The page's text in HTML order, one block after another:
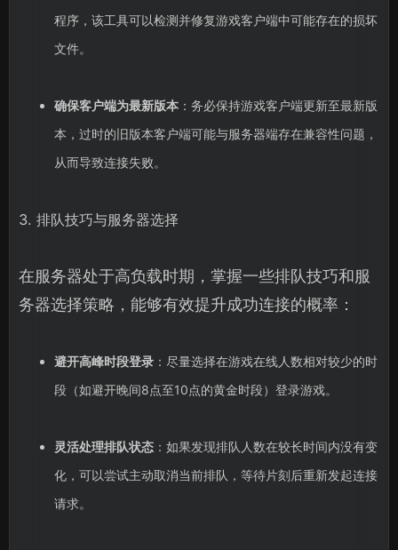
程序，该工具可以检测并修复游戏客户端中可能存在的损坏
文件。
确保客户端为最新版本：务必保持游戏客户端更新至最新版
本，过时的旧版本客户端可能与服务器端存在兼容性问题，
从而导致连接失败。
3. 排队技巧与服务器选择
在服务器处于高负载时期，掌握一些排队技巧和服
务器选择策略，能够有效提升成功连接的概率：
避开高峰时段登录：尽量选择在游戏在线人数相对较少的时
段（如避开晚间8点至10点的黄金时段）登录游戏。
灵活处理排队状态：如果发现排队人数在较长时间内没有变
化，可以尝试主动取消当前排队，等待片刻后重新发起连接
请求。